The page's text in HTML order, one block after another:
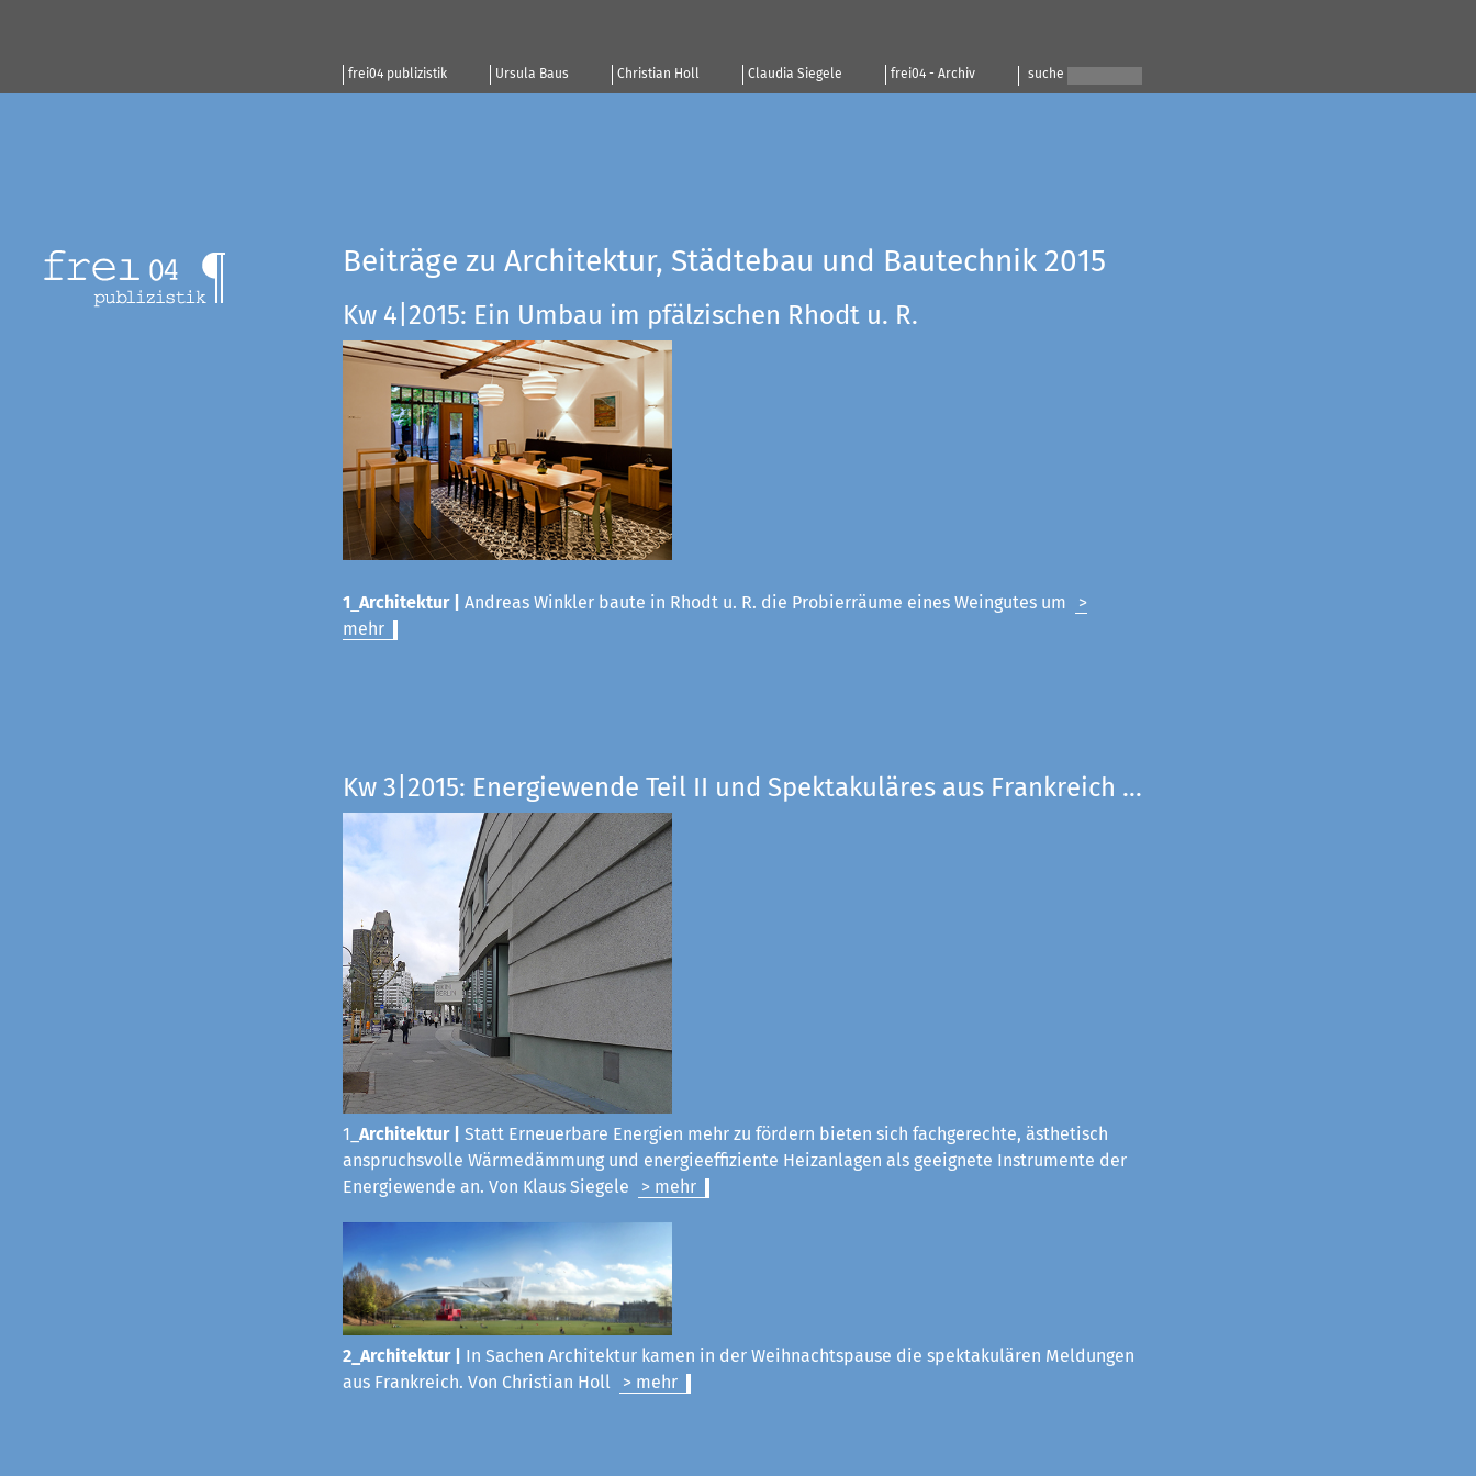
frei04 publizistik Ursula Baus Christian Holl Claudia Siegele frei04 - Archiv suche
Beiträge zu Architektur, Städtebau und Bautechnik 2015
Kw 4|2015: Ein Umbau im pfälzischen Rhodt u. R.
1_Architektur | Andreas Winkler baute in Rhodt u. R. die Probierräume eines Weingutes um
>
mehr
Kw 3|2015: Energiewende Teil II und Spektakuläres aus Frankreich ...
1_ Architektur|
Statt Erneuerbare Energien mehr zu fördern bieten sich fachgerechte, ästhetisch
anspruchsvolle Wärmedämmung und energieeffiziente Heizanlagen als geeignete Instrumente der
Energiewende an. Von Klaus Siegele > mehr
2_Architektur |
In Sachen Architektur kamen in der Weihnachtspause die spektakulären Meldungen
aus Frankreich. Von Christian Holl
> mehr